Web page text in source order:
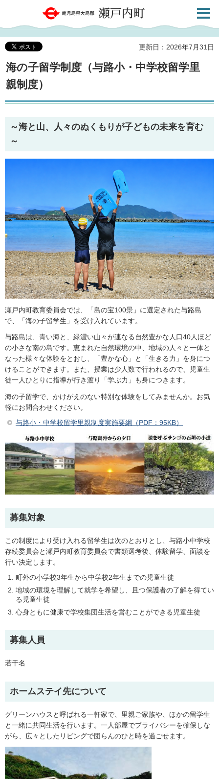
鹿児島県大島郡 瀬戸内町
共通メ
更新日：2026年7月31日
海の子留学制度（与路小・中学校留学里
親制度）
～海と山、人々のぬくもりが子どもの未来を育む
～
瀬戸内町教育委員会では、「島の宝100景」に選定された与路島
で、「海の子留学生」を受け入れています。
与路島は、青い海と、緑濃い山々が連なる自然豊かな人口40人ほど
の小さな南の島です。恵まれた自然環境の中、地域の人々と一体と
なった様々な体験をとおし、「豊かな心」と「生きる力」を身につ
けることができます。また、授業は少人数で行われるので、児童生
徒一人ひとりに指導が行き渡り「学ぶ力」も身につきます。
海の子留学で、かけがえのない特別な体験をしてみませんか。お気
軽にお問合わせください。
与路小・中学校留学里親制度実施要綱（PDF：95KB）
募集対象
この制度により受け入れる留学生は次のとおりとし、与路小中学校
存続委員会と瀬戸内町教育委員会で書類選考後、体験留学、面談を
行い決定します。
町外の小学校3年生から中学校2年生までの児童生徒
地域の環境を理解して就学を希望し、且つ保護者の了解を得てい
る児童生徒
心身ともに健康で学校集団生活を営むことができる児童生徒
募集人員
若干名
ホームステイ先について
グリーンハウスと呼ばれる一軒家で、里親ご家族や、ほかの留学生
と一緒に共同生活を行います。一人部屋でプライバシーを確保しな
がら、広々としたリビングで団らんのひと時を過ごせます。